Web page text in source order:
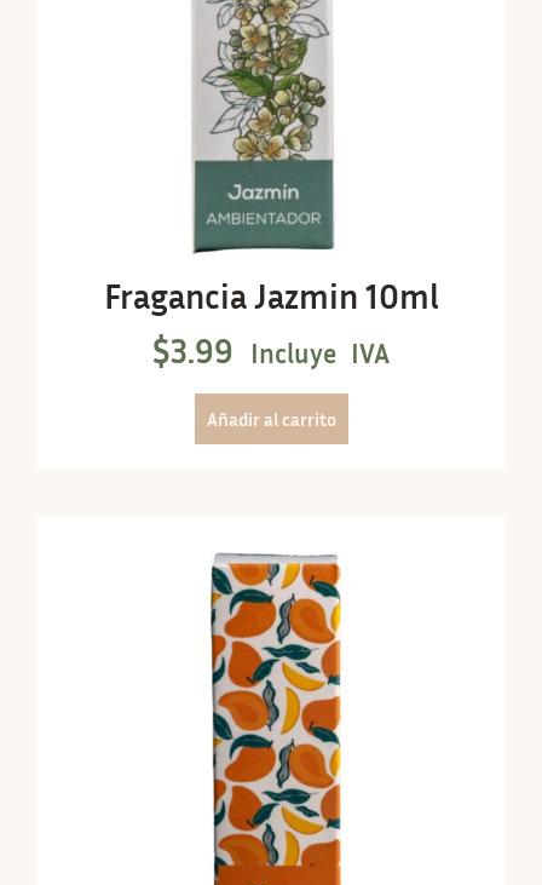
Fragancia Jazmin 10ml
$3.99 Incluye IVA
Añadir al carrito